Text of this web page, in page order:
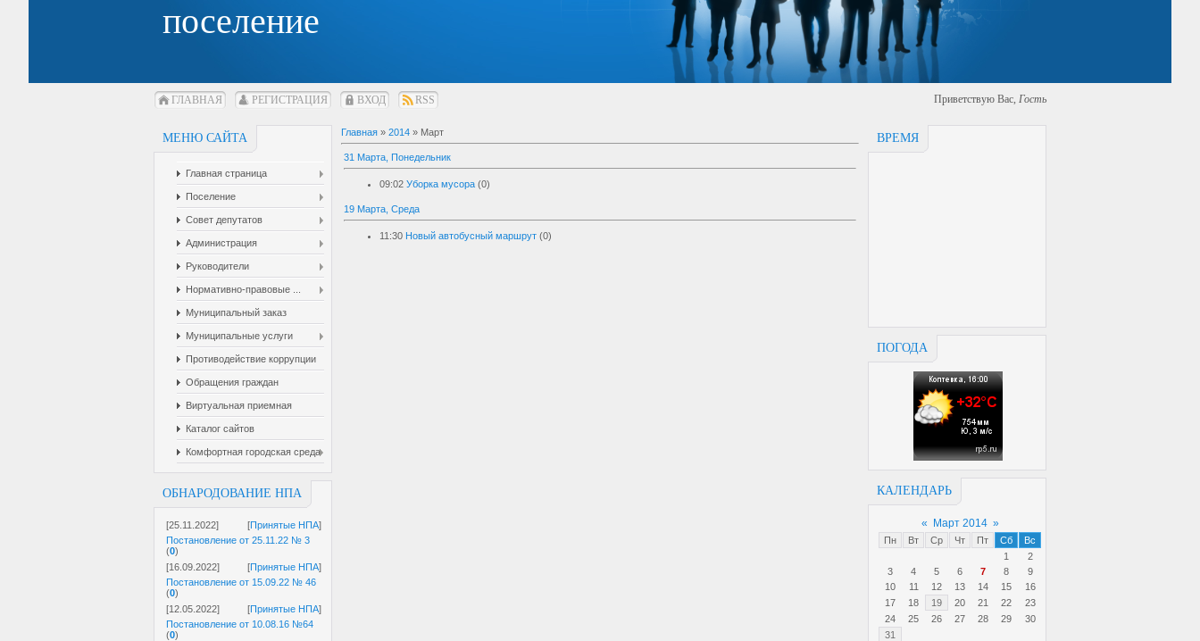
поселение
ГЛАВНАЯ РЕГИСТРАЦИЯ ВХОД RSS Приветствую Вас, Гость
МЕНЮ САЙТА
Главная страница
Поселение
Совет депутатов
Администрация
Руководители
Нормативно-правовые ...
Муниципальный заказ
Муниципальные услуги
Противодействие коррупции
Обращения граждан
Виртуальная приемная
Каталог сайтов
Комфортная городская среда
ОБНАРОДОВАНИЕ НПА
[25.11.2022] [Принятые НПА]
Постановление от 25.11.22 № 3
(0)
[16.09.2022]
[Принятые НПА]
Постановление от 15.09.22 № 46
(0)
[12.05.2022]
[Принятые НПА]
Постановление от 10.08.16 №64
(0)
ВРЕМЯ
ПОГОДА
КАЛЕНДАРЬ
« Март 2014 »
Пн Вт Ср Чт Пт Сб
Вс
1
2
3
4 5 6 7 8
9
10
11 12 13 14 15
16
17
18 19 20 21 22
23
24
25 26 27 28 29
30
31
Главная » 2014 » Март
31 Марта, Понедельник
09:02 Уборка мусора (0)
19 Марта, Среда
11:30 Новый автобусный маршрут (0)